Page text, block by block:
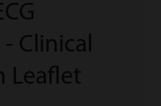
Clinical
Leaflet